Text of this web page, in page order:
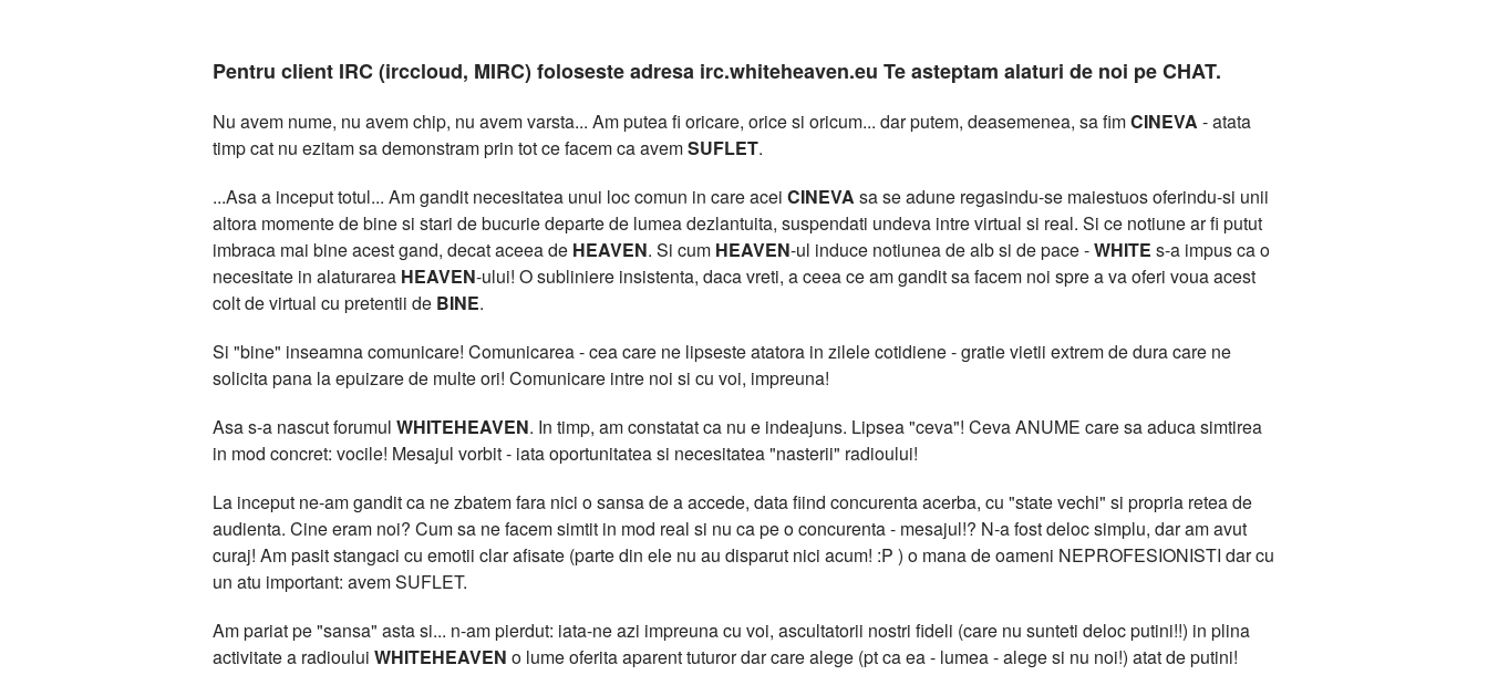
Pentru client IRC (irccloud, MIRC) foloseste adresa irc.whiteheaven.eu Te asteptam alaturi de noi pe CHAT.
Nu avem nume, nu avem chip, nu avem varsta... Am putea fi oricare, orice si oricum... dar putem, deasemenea, sa fimCINEVA - atata
timp cat nu ezitam sa demonstram prin tot ce facem ca avemSUFLET.
...Asa a inceput totul... Am gandit necesitatea unui loc comun in care acei CINEVA sa se adune regasindu-se maiestuos oferindu-si unii
altora momente de bine si stari de bucurie departe de lumea dezlantuita, suspendati undeva intre virtual si real. Si ce notiune ar fi putut
imbraca mai bine acest gand, decat aceea de HEAVEN. Si cum HEAVEN-ul induce notiunea de alb si de pace -WHITE s-a impus ca o
necesitate in alaturarea HEAVEN-ului! O subliniere insistenta, daca vreti, a ceea ce am gandit sa facem noi spre a va oferi voua acest
colt de virtual cu pretentii de BINE.
Si "bine" inseamna comunicare! Comunicarea - cea care ne lipseste atatora in zilele cotidiene - gratie vietii extrem de dura care ne
solicita pana la epuizare de multe ori! Comunicare intre noi si cu voi, impreuna!
Asa s-a nascut forumul WHITEHEAVEN. In timp, am constatat ca nu e indeajuns. Lipsea "ceva"! Ceva ANUME care sa aduca simtirea
in mod concret: vocile! Mesajul vorbit - iata oportunitatea si necesitatea "nasterii" radioului!
La inceput ne-am gandit ca ne zbatem fara nici o sansa de a accede, data fiind concurenta acerba, cu "state vechi" si propria retea de
audienta. Cine eram noi? Cum sa ne facem simtit in mod real si nu ca pe o concurenta - mesajul!? N-a fost deloc simplu, dar am avut
curaj! Am pasit stangaci cu emotii clar afisate (parte din ele nu au disparut nici acum! :P ) o mana de oameni NEPROFESIONISTI dar cu
un atu important: avem SUFLET.
Am pariat pe "sansa" asta si... n-am pierdut: iata-ne azi impreuna cu voi, ascultatorii nostri fideli (care nu sunteti deloc putini!!) in plina
activitate a radioului WHITEHEAVEN o lume oferita aparent tuturor dar care alege (pt ca ea - lumea - alege si nu noi!) atat de putini!